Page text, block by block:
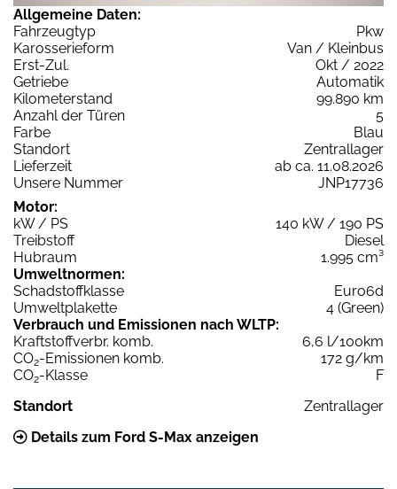
Allgemeine Daten:
Fahrzeugtyp
Pkw
Karosserieform
Van / Kleinbus
Erst-Zul.
Okt / 2022
Getriebe
Automatik
Kilometerstand
99.890 km
Anzahl der Türen
5
Farbe
Blau
Standort
Zentrallager
Lieferzeit
ab ca. 11.08.2026
Unsere Nummer
JNP17736
Motor:
kW / PS
140 kW / 190 PS
Treibstoff
Diesel
Hubraum
1.995 cm³
Umweltnormen:
Schadstoffklasse
Euro6d
Umweltplakette
4 (Green)
Verbrauch und Emissionen nach WLTP:
Kraftstoffverbr. komb.
6,6 l/100km
CO2-Emissionen komb.
172 g/km
CO2-Klasse
F
Standort
Zentrallager
Details zum Ford S-Max anzeigen